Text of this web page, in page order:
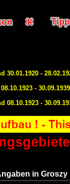
30.01.1920 -
- 30.09.1939
08.10.1923 -
in Groszy